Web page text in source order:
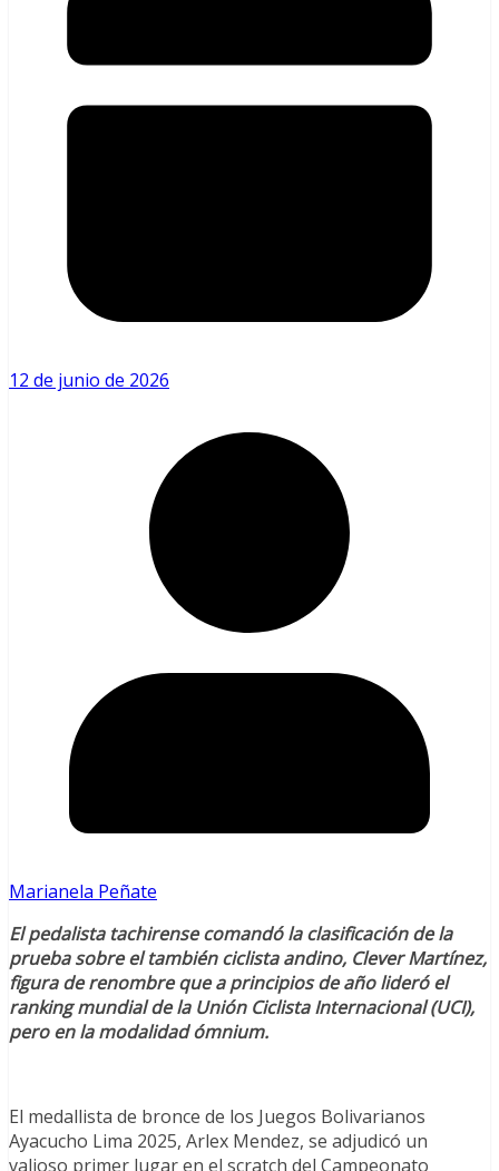
12 de junio de 2026
Marianela Peñate
El pedalista tachirense comandó la clasificación de la
prueba sobre el también ciclista andino, Clever Martínez,
figura de renombre que a principios de año lideró el
ranking mundial de la Unión Ciclista Internacional (UCI),
pero en la modalidad ómnium.
El medallista de bronce de los Juegos Bolivarianos
Ayacucho Lima 2025, Arlex Mendez, se adjudicó un
valioso primer lugar en el scratch del Campeonato